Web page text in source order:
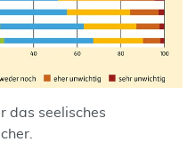
das seelisches